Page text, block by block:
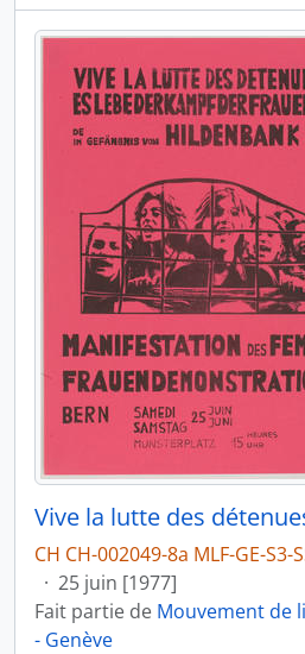
CH CH-002049-8a MLF-GE-S3-
· 25 juin [1977]
Fait partie de Mouvement de
- Genève